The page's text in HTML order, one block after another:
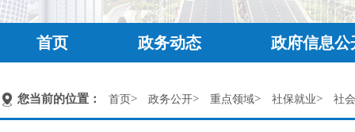
首页 政务动态 政府信息公
您当前的位置： 首页> 政务公开> 重点领域> 社保就业> 社